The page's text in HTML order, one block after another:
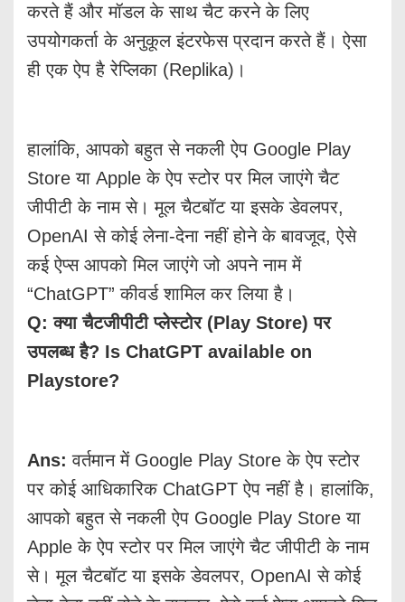
करते हैं और मॉडल के साथ चैट करने के लिए
उपयोगकर्ता के अनुकूल इंटरफेस प्रदान करते हैं। ऐसा
ही एक ऐप है रेप्लिका (Replika)।
हालांकि, आपको बहुत से नकली ऐप Google Play
Store या Apple के ऐप स्टोर पर मिल जाएंगे चैट
जीपीटी के नाम से। मूल चैटबॉट या इसके डेवलपर,
OpenAI से कोई लेना-देना नहीं होने के बावजूद, ऐसे
कई ऐप्स आपको मिल जाएंगे जो अपने नाम में
“ChatGPT” कीवर्ड शामिल कर लिया है।
Q: क्या चैटजीपीटी प्लेस्टोर (Play Store) पर
उपलब्ध है? Is ChatGPT available on
Playstore?
Ans:वर्तमान में Google Play Store के ऐप स्टोर
पर कोई आधिकारिक ChatGPT ऐप नहीं है। हालांकि,
आपको बहुत से नकली ऐप Google Play Store या
Apple के ऐप स्टोर पर मिल जाएंगे चैट जीपीटी के नाम
से। मूल चैटबॉट या इसके डेवलपर, OpenAI से कोई